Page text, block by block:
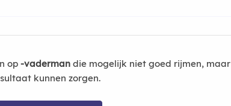
op -vaderman die mogelijk niet goed rijmen, maar
kunnen zorgen.